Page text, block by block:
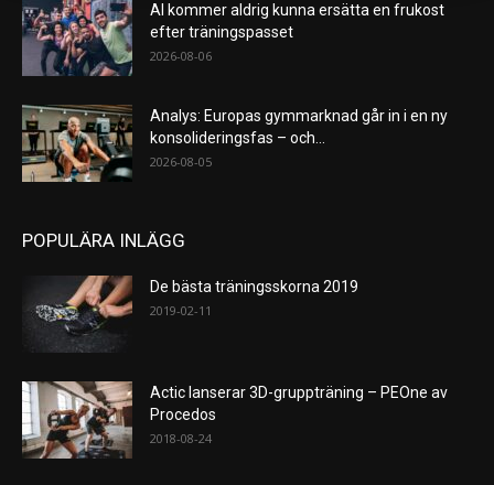
AI kommer aldrig kunna ersätta en frukost
efter träningspasset
2026-08-06
Analys: Europas gymmarknad går in i en ny
konsolideringsfas – och...
2026-08-05
POPULÄRA INLÄGG
De bästa träningsskorna 2019
2019-02-11
Actic lanserar 3D-gruppträning – PEOne av
Procedos
2018-08-24